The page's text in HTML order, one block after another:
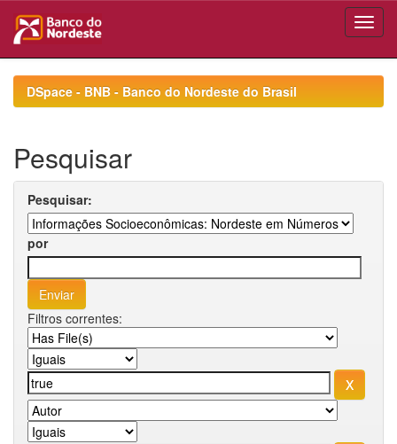
navigationDSpace - BNB - Banco do Nordeste do Brasil
Pesquisar
Pesquisar:
por
Filtros correntes: